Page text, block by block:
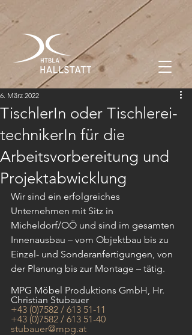
TischlerIn oder Tischlerei­
technikerIn für die
Arbeitsvorbereitung und
Projektabwicklung
6. März 2022
Wir sind ein erfolgreiches
Unternehmen mit Sitz in
Micheldorf/OÖ und sind im gesamten
Innenausbau – vom Objektbau bis zu
Einzel- und Sonderanfertigungen, von
der Planung bis zur Montage – tätig.
MPG Möbel Produktions GmbH, Hr.
Christian Stubauer
+43 (0)7582 / 613 51-11
+43 (0)7582 / 613 51-40
stubauer@mpg.at